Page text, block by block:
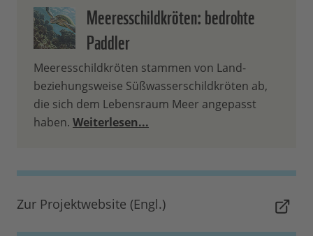
Meeresschildkröten: bedrohte
Paddler
Meeresschildkröten stammen von Land-
beziehungsweise Süßwasserschildkröten ab,
die sich dem Lebensraum Meer angepasst
haben. Weiterlesen...
Zur Projektwebsite (Engl.)